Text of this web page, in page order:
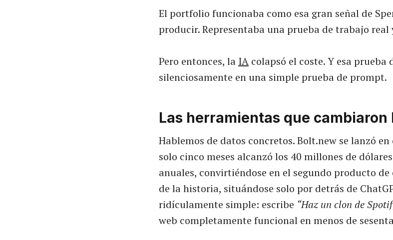
El portfolio funcionaba como esa gran señal de
producir. Representaba una prueba de trabajo real
Pero entonces, la IA colapsó el coste. Y esa
silenciosamente en una simple prueba de prompt.
Las herramientas que cambiaron
Hablemos de datos concretos. Bolt.new se lanzó
solo cinco meses alcanzó los 40 millones de
anuales, convirtiéndose en el segundo producto
de la historia, situándose solo por detrás de
ridículamente simple: escribe “Haz un clon de
web completamente funcional en menos de